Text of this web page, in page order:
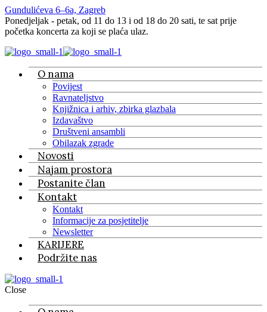
Gundulićeva 6–6a, Zagreb
Ponedjeljak - petak, od 11 do 13 i od 18 do 20 sati, te sat prije
početka koncerta za koji se plaća ulaz.
O nama
Povijest
Ravnateljstvo
Knjižnica i arhiv, zbirka glazbala
Izdavaštvo
Društveni ansambli
Obilazak zgrade
Novosti
Najam prostora
Postanite član
Kontakt
Kontakt
Informacije za posjetitelje
Newsletter
KARIJERE
Podržite nas
Close